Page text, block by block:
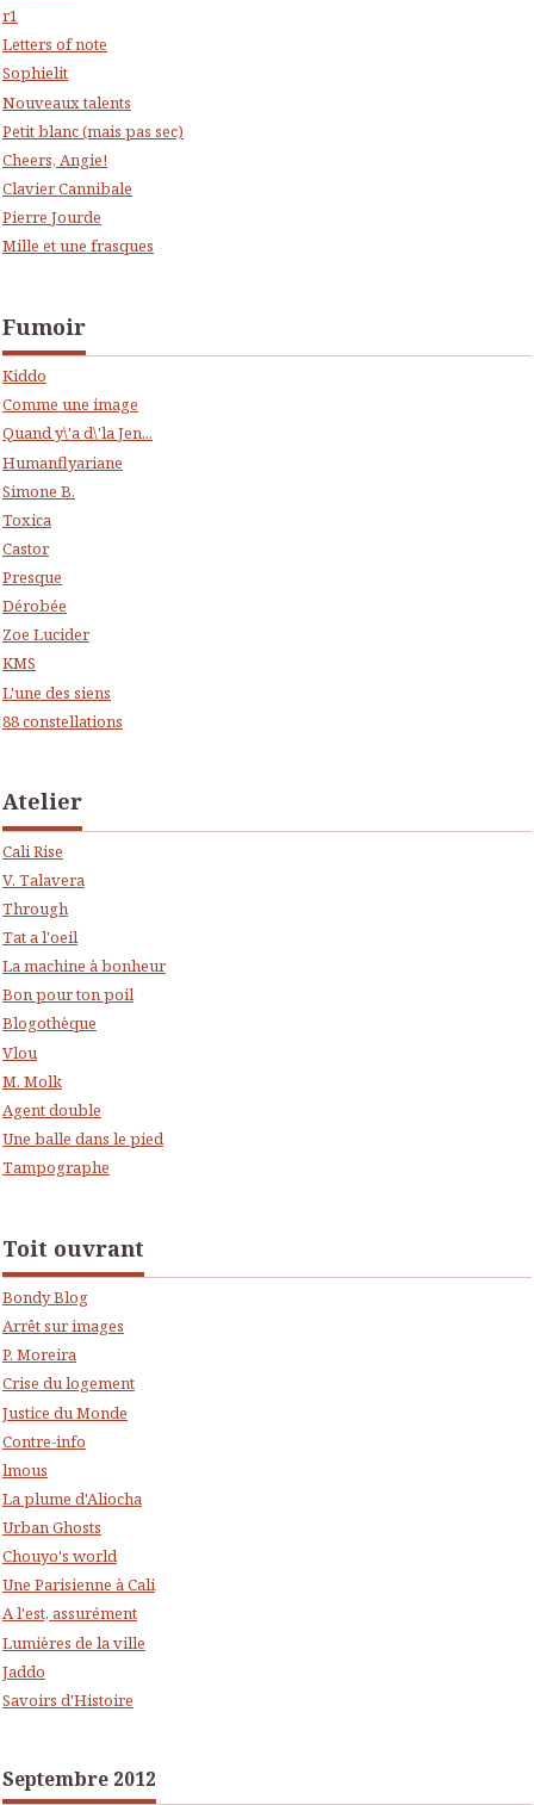
r1
Letters of note
Sophielit
Nouveaux talents
Petit blanc (mais pas sec)
Cheers, Angie!
Clavier Cannibale
Pierre Jourde
Mille et une frasques
Fumoir
Kiddo
Comme une image
Quand y\'a d\'la Jen...
Humanflyariane
Simone B.
Toxica
Castor
Presque
Dérobée
Zoe Lucider
KMS
L'une des siens
88 constellations
Atelier
Cali Rise
V. Talavera
Through
Tat a l'oeil
La machine à bonheur
Bon pour ton poil
Blogothèque
Vlou
M. Molk
Agent double
Une balle dans le pied
Tampographe
Toit ouvrant
Bondy Blog
Arrêt sur images
P. Moreira
Crise du logement
Justice du Monde
Contre-info
lmous
La plume d'Aliocha
Urban Ghosts
Chouyo's world
Une Parisienne à Cali
A l'est, assurément
Lumières de la ville
Jaddo
Savoirs d'Histoire
Septembre 2012